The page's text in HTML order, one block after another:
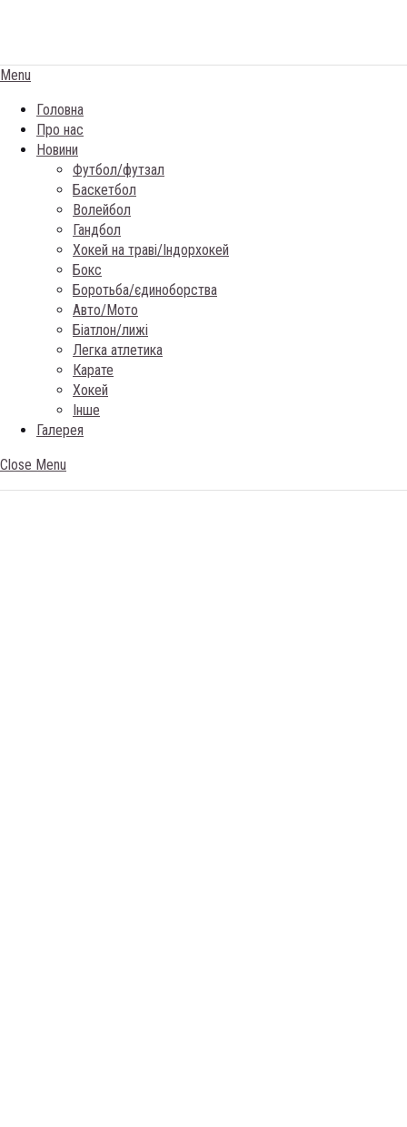
Menu
Головна
Про нас
Новини
Футбол/футзал
Баскетбол
Волейбол
Гандбол
Хокей на травi/Iндорхокей
Бокс
Боротьба/єдиноборства
Авто/Мото
Біатлон/лижі
Легка атлетика
Карате
Хокей
Iнше
Галерея
Close Menu